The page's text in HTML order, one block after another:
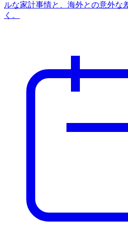
ルな家計事情と、海外との意外な
く。